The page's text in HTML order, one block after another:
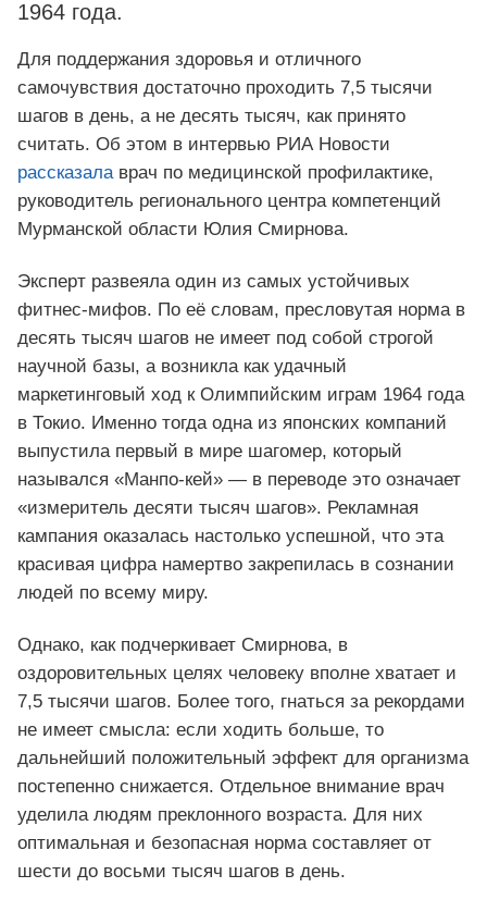
1964 года.
Для поддержания здоровья и отличного
самочувствия достаточно проходить 7,5 тысячи
шагов в день, а не десять тысяч, как принято
считать. Об этом в интервью РИА Новости
рассказалаврач по медицинской профилактике,
руководитель регионального центра компетенций
Мурманской области Юлия Смирнова.
Эксперт развеяла один из самых устойчивых
фитнес-мифов. По её словам, пресловутая норма в
десять тысяч шагов не имеет под собой строгой
научной базы, а возникла как удачный
маркетинговый ход к Олимпийским играм 1964 года
в Токио. Именно тогда одна из японских компаний
выпустила первый в мире шагомер, который
назывался «Манпо-кей» — в переводе это означает
«измеритель десяти тысяч шагов». Рекламная
кампания оказалась настолько успешной, что эта
красивая цифра намертво закрепилась в сознании
людей по всему миру.
Однако, как подчеркивает Смирнова, в
оздоровительных целях человеку вполне хватает и
7,5 тысячи шагов. Более того, гнаться за рекордами
не имеет смысла: если ходить больше, то
дальнейший положительный эффект для организма
постепенно снижается. Отдельное внимание врач
уделила людям преклонного возраста. Для них
оптимальная и безопасная норма составляет от
шести до восьми тысяч шагов в день.